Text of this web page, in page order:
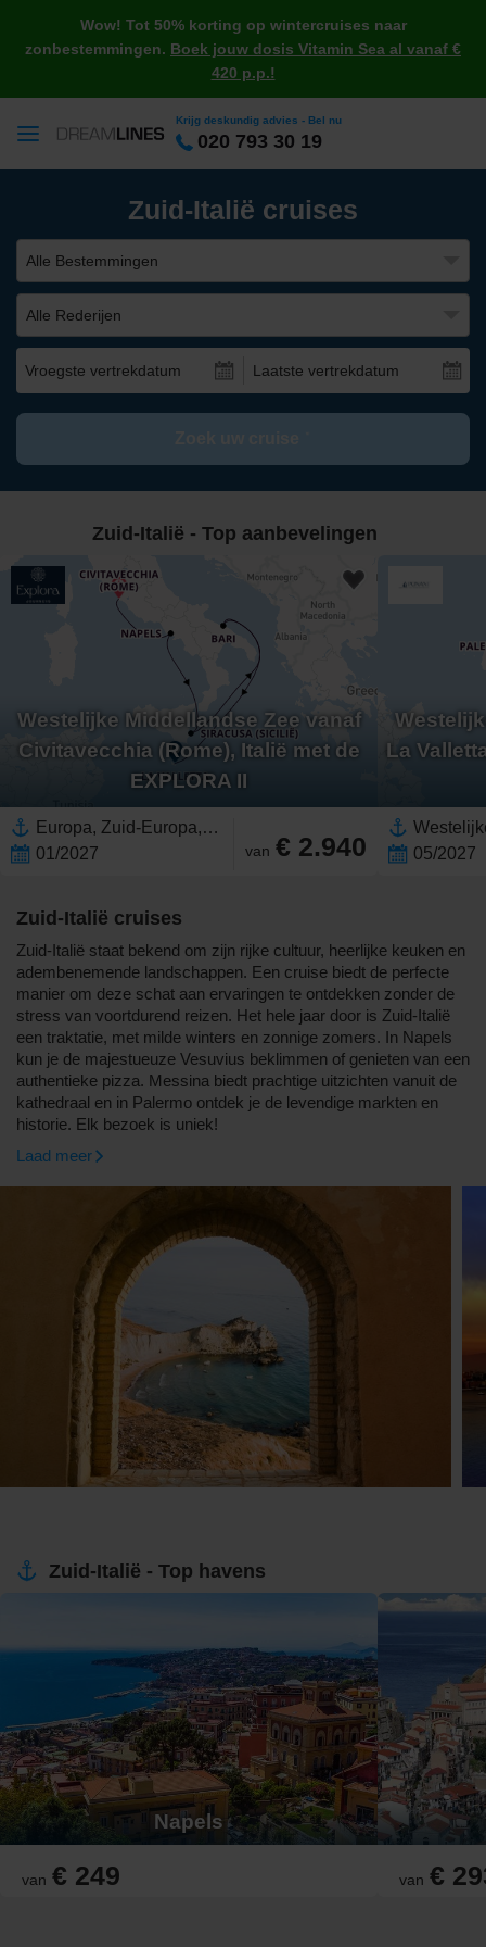
Wow! Tot 50% korting op wintercruises naar
zonbestemmingen. Boek jouw dosis Vitamin Sea al vanaf €
420 p.p.!
Krijg deskundig advies - Bel nu
020 793 30 19
Zuid-Italië cruises
Alle Bestemmingen
Alle Rederijen
Vroegste vertrekdatum Laatste vertrekdatum
Zuid-Italië - Top aanbevelingen
Westelijke Middellandse Zee vanaf
Civitavecchia (Rome), Italië met de
EXPLORA II
Europa, Zuid-Europa,Middellandse Zee,Westelijke Middellandse Zee,Italië,Zuid-Italië,Sicilië,Adriatische Zee
01/2027
van € 2.940
La
05/2027
Zuid-Italië cruises
Zuid-Italië staat bekend om zijn rijke cultuur, heerlijke keuken en
adembenemende landschappen. Een cruise biedt de perfecte
manier om deze schat aan ervaringen te ontdekken zonder de
stress van voortdurend reizen. Het hele jaar door is Zuid-Italië
een traktatie, met milde winters en zonnige zomers. In Napels
kun je de majestueuze Vesuvius beklimmen of genieten van een
authentieke pizza. Messina biedt prachtige uitzichten vanuit de
kathedraal en in Palermo ontdek je de levendige markten en
historie. Elk bezoek is uniek!
Laad meer
Zuid-Italië - Top havens
Napels
van € 249 van €